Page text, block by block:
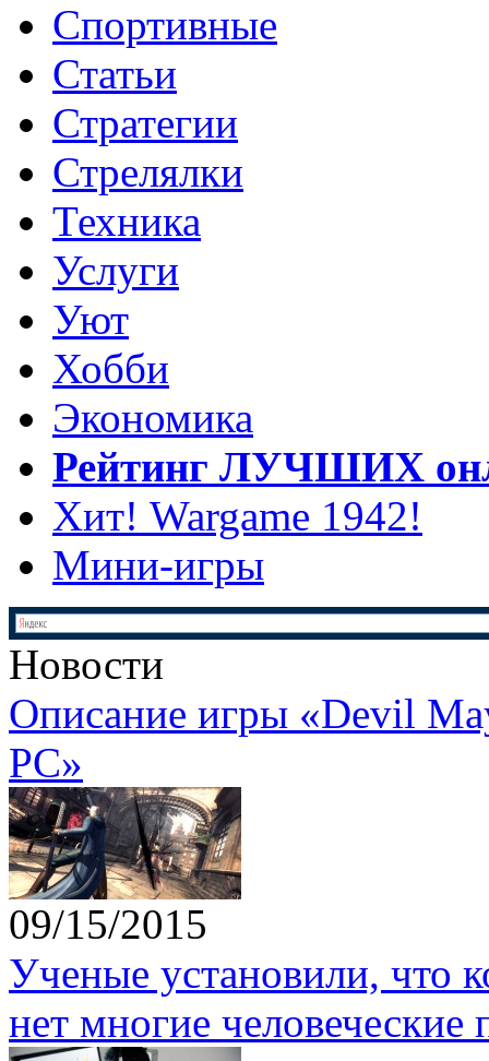
Спортивные
Статьи
Стратегии
Стрелялки
Техника
Услуги
Уют
Хобби
Экономика
Рейтинг ЛУЧШИХ
Хит! Wargame 1942!
Мини-игры
Новости
Описание игры «Devil
PC»
09/15/2015
Ученые установили, что
нет многие человеческие